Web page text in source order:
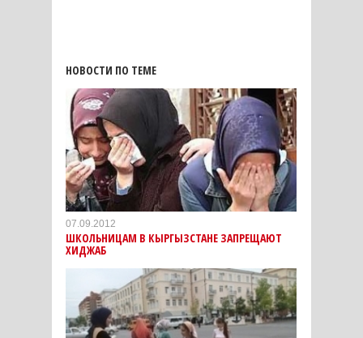
НОВОСТИ ПО ТЕМЕ
07.09.2012
ШКОЛЬНИЦАМ В КЫРГЫЗСТАНЕ ЗАПРЕЩАЮТ
ХИДЖАБ